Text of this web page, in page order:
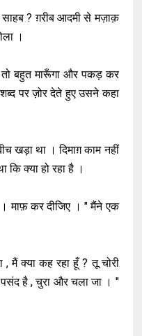
? ग़रीब आदमी से मज़ाक़
।
मारूँगा और पकड़ कर
पर ज़ोर देते हुए उसने कहा
था । दिमाग़ काम नहीं
क्या हो रहा है ।
कर दीजिए । " मैंने एक
कह रहा हूँ ? तू चोरी
है , चुरा और चला जा । "